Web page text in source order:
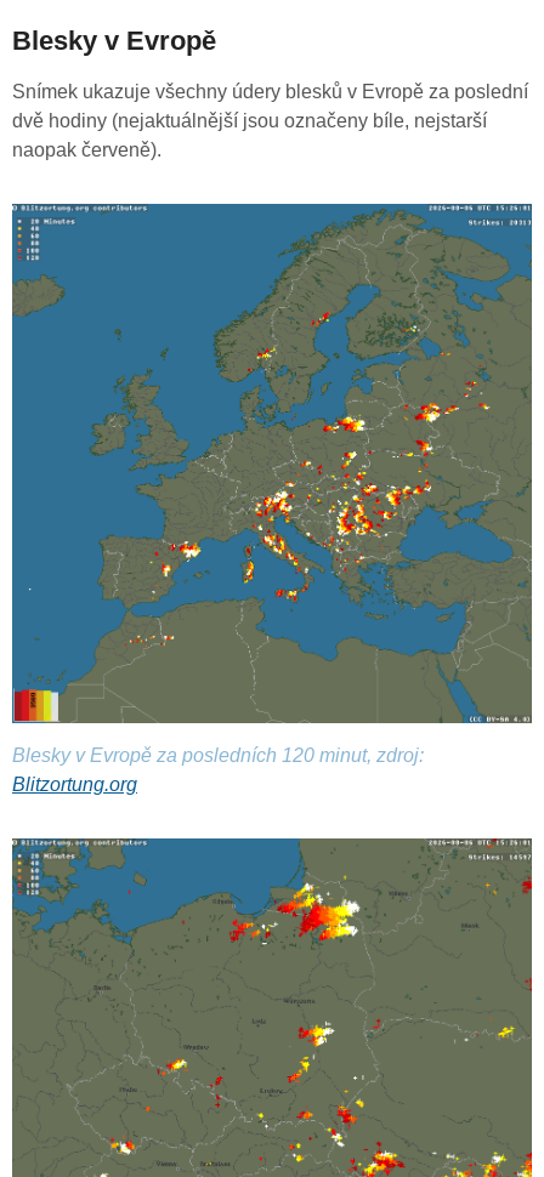
Blesky v Evropě
Snímek ukazuje všechny údery blesků v Evropě za poslední
dvě hodiny (nejaktuálnější jsou označeny bíle, nejstarší
naopak červeně).
Blesky v Evropě za posledních 120 minut, zdroj:
Blitzortung.org